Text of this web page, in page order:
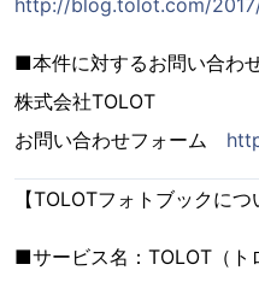
http://blog.tolot.com/
■本件に対するお問い合わ
株式会社TOLOT
お問い合わせフォーム
【TOLOTフォトブックにつ
■サービス名：TOLOT（ト